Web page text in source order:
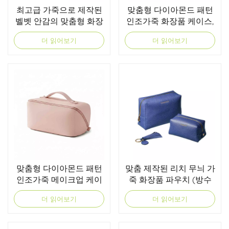
최고급 가죽으로 제작된
벨벳 안감의 맞춤형 화장
품 가방 | OEM 화장품 가
방
더 읽어보기
맞춤형 다이아몬드 패턴
인조가죽 화장품 케이스,
전체 인조가죽 내부, 지퍼
여밈 및 탈착식 거울 포함
더 읽어보기
맞춤형 다이아몬드 패턴
인조가죽 메이크업 케이
스, 상단 손잡이 및 넓은
입구
더 읽어보기
맞춤 제작된 리치 무늬 가
죽 화장품 파우치 (방수
T/C 면 안감 및 금색 금속
지퍼 포함)
더 읽어보기